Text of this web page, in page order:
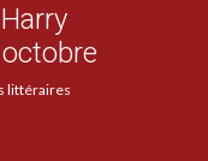
littéraires